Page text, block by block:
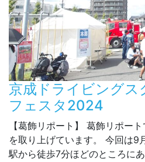
京成ドライビングス
フェスタ2024
【葛飾リポート】 葛飾リポー
を取り上げています。 今回は9
駅から徒歩7分ほどのところに